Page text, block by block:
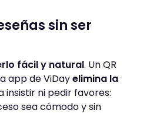
sin ser
fácil y natural. Un QR
app de ViDayelimina la
insistir ni pedir favores:
sea cómodo y sin